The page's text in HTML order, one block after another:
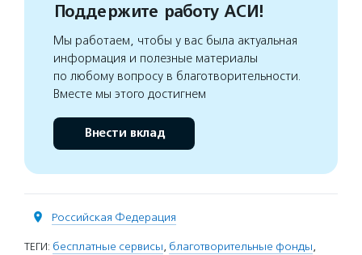
Поддержите работу АСИ!
Мы работаем, чтобы у вас была актуальная
информация и полезные материалы
по любому вопросу в благотворительности.
Вместе мы этого достигнем
Внести вклад
Российская Федерация
ТЕГИ: бесплатные сервисы, благотворительные фонды,